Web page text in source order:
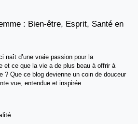
: Bien-être, Esprit, Santé en
naît d’une vraie passion pour la
et ce que la vie a de plus beau à offrir à
? Que ce blog devienne un coin de douceur
vue, entendue et inspirée.